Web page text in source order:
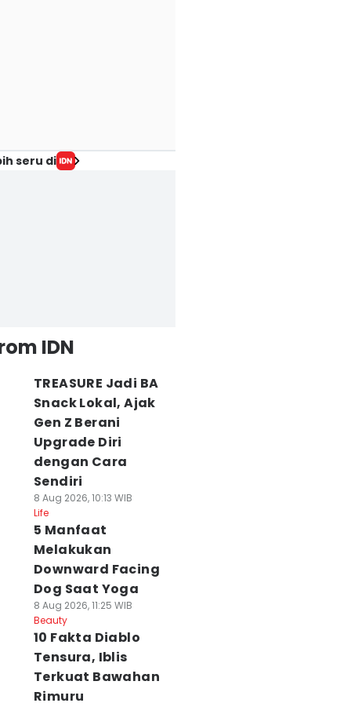
seru di
IDN
TREASURE Jadi BA
Snack Lokal, Ajak
Gen Z Berani
Upgrade Diri
dengan Cara
Sendiri
8 Aug 2026, 10:13 WIB
Life
5 Manfaat
Melakukan
Downward Facing
Dog Saat Yoga
8 Aug 2026, 11:25 WIB
Beauty
10 Fakta Diablo
Tensura, Iblis
Terkuat Bawahan
Rimuru